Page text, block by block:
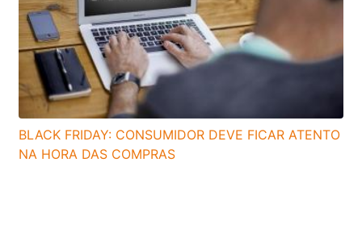
BLACK FRIDAY: CONSUMIDOR DEVE FICAR ATENTO
NA HORA DAS COMPRAS